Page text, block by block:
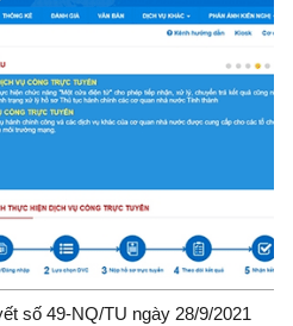
số 49-NQ/TU ngày 28/9/2021